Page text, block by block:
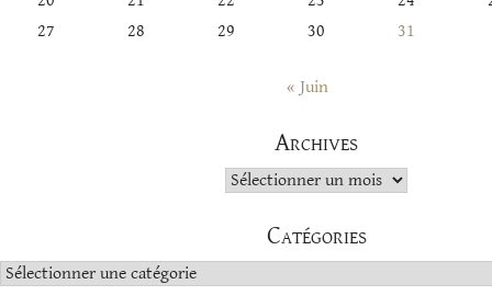
27
28 29 30 31
« Juin
Archives
Archives
Catégories
Catégories